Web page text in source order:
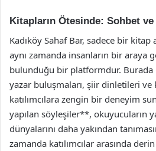
Kitapların Ötesinde: Sohbet
Kadıköy Sahaf Bar, sadece bir kitap
aynı zamanda insanların bir araya
bulunduğu bir platformdur. Burada
yazar buluşmaları, şiir dinletileri ve
katılımcılara zengin bir deneyim
yapılan söyleşiler**, okuyucuların
dünyalarını daha yakından
zamanda katılımcılar arasında